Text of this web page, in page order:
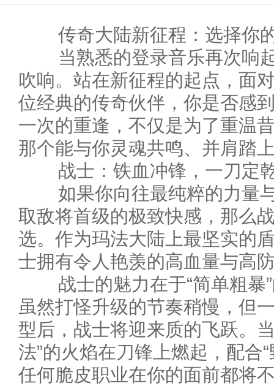
传奇大陆新征程：选择你
当熟悉的登录音乐再次响
吹响。站在新征程的起点，面
位经典的传奇伙伴，你是否感
一次的重逢，不仅是为了重温
那个能与你灵魂共鸣、并肩踏
战士：铁血冲锋，一刀定
如果你向往最纯粹的力量
取敌将首级的极致快感，那么
选。作为玛法大陆上最坚实的
士拥有令人艳羡的高血量与高
战士的魅力在于“简单粗暴”
虽然打怪升级的节奏稍慢，但
型后，战士将迎来质的飞跃。
法”的火焰在刀锋上燃起，配合
任何脆皮职业在你的面前都将